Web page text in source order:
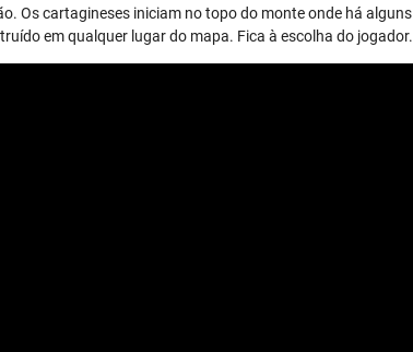
Os cartagineses iniciam no topo do monte onde há
em qualquer lugar do mapa. Fica à escolha do jogador.